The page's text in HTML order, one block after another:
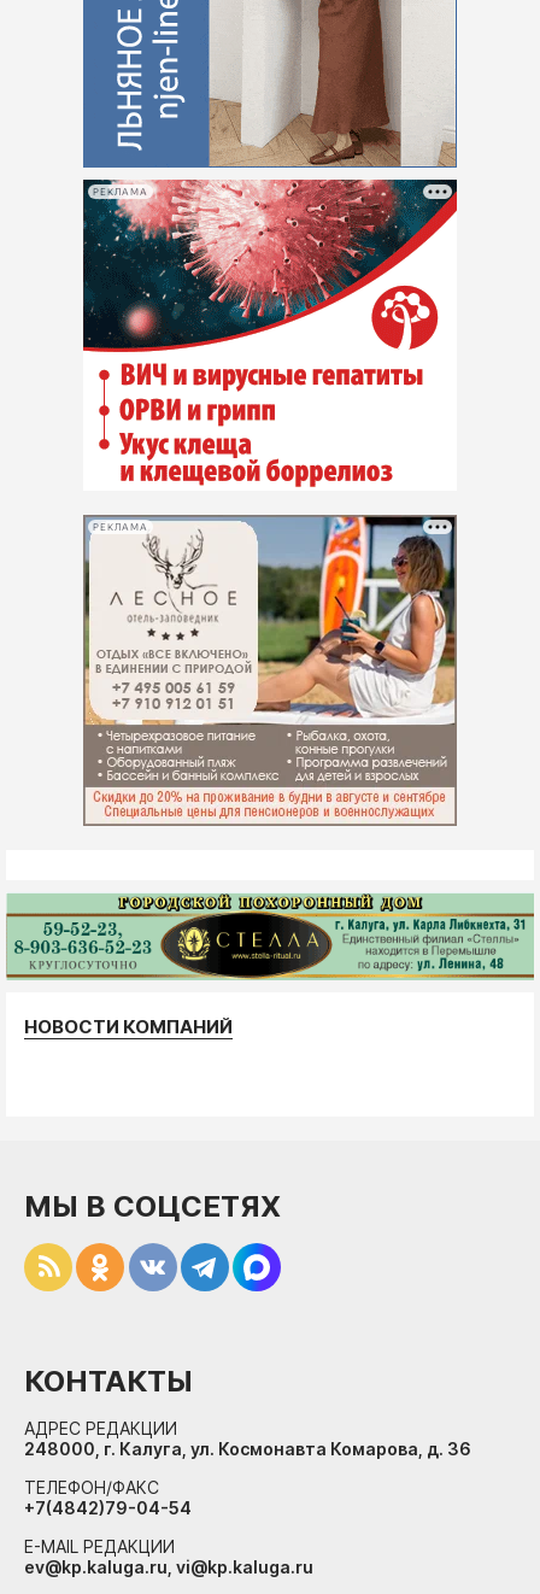
РЕКЛАМА
РЕКЛАМА
НОВОСТИ КОМПАНИЙ
МЫ В СОЦСЕТЯХ
КОНТАКТЫ
АДРЕС РЕДАКЦИИ
248000, г. Калуга, ул. Космонавта Комарова, д. 36
ТЕЛЕФОН/ФАКС
+7(4842)79-04-54
E-MAIL РЕДАКЦИИ
ev@kp.kaluga.ru, vi@kp.kaluga.ru